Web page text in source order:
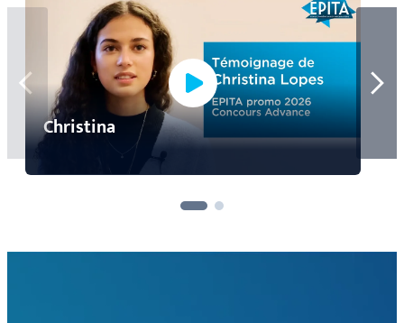
Christina